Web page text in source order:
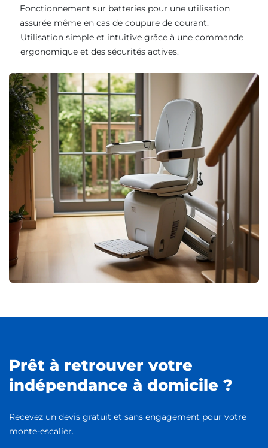
Fonctionnement sur batteries pour une utilisation
assurée même en cas de coupure de courant.
Utilisation simple et intuitive grâce à une commande
ergonomique et des sécurités actives.
Prêt à retrouver votre
indépendance à domicile ?
Recevez un devis gratuit et sans engagement pour votre
monte-escalier.